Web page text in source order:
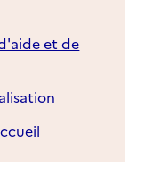
et de